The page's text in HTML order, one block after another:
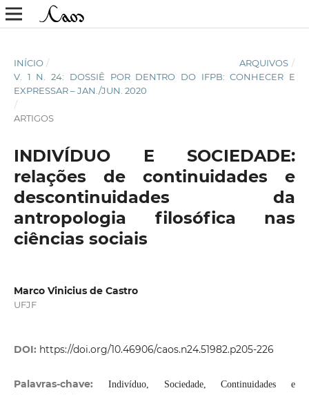
INÍCIO / ARQUIVOS /
V. 1 N. 24: DOSSIÊ POR DENTRO DO IFPB: CONHECER E
EXPRESSAR – JAN./JUN. 2020
/
ARTIGOS
INDIVÍDUO E SOCIEDADE:
relações de continuidades e
descontinuidades da
antropologia filosófica nas
ciências sociais
Marco Vinicius de Castro
UFJF
DOI: https://doi.org/10.46906/caos.n24.51982.p205-226
Palavras-chave:
Indivíduo, Sociedade, Continuidades e